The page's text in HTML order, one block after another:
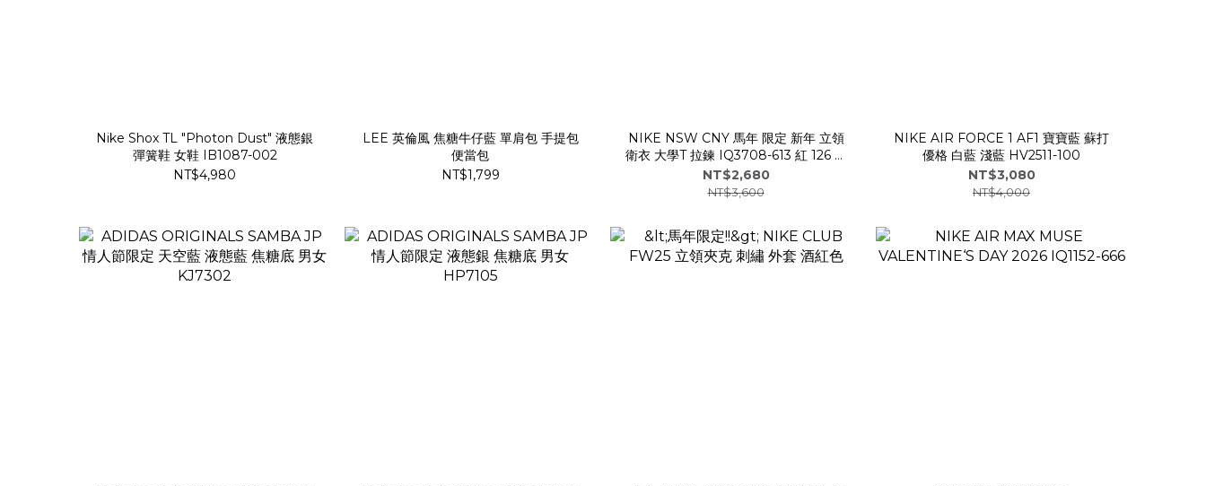
Nike Shox TL "Photon Dust" 液態銀
彈簧鞋 女鞋 IB1087-002
NT$4,980
LEE 英倫風 焦糖牛仔藍 單肩包 手提包
便當包
NT$1,799
NIKE NSW CNY 馬年 限定 新年 立領
衛衣 大學T 拉鍊 IQ3708-613 紅 126 奶
茶
NT$2,680
NT$3,600
NIKE AIR FORCE 1 AF1 寶寶藍 蘇打
優格 白藍 淺藍 HV2511-100
NT$3,080
NT$4,000